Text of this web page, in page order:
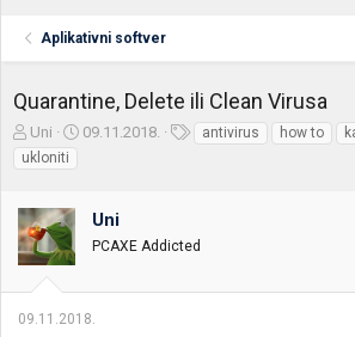
Aplikativni softver
Quarantine, Delete ili Clean Virusa
Z
a
č
t
n
i
e
Uni
D
m
e
09.11.2018.
e
antivirus how to
ukloniti
Uni
PCAXE Addicted
09.11.2018.